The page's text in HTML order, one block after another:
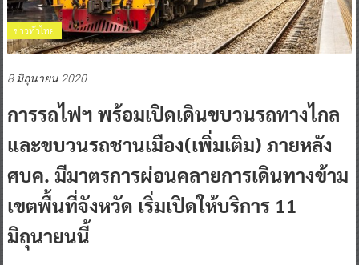
ข่าวทั่วไทย
8 มิถุนายน 2020
การรถไฟฯ พร้อมเปิดเดินขบวนรถทางไกล
และขบวนรถชานเมือง(เพิ่มเติม) ภายหลัง
ศบค. มีมาตรการผ่อนคลายการเดินทางข้าม
เขตพื้นที่จังหวัด เริ่มเปิดให้บริการ 11
มิถุนายนนี้